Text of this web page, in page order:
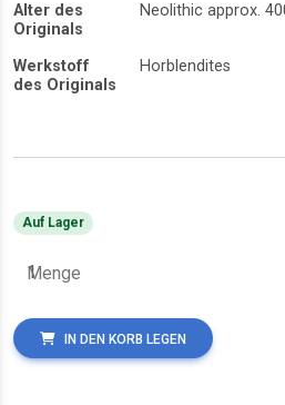
Alter des
Originals
Neolithic approx.
Werkstoff
des Originals
Horblendites
Auf Lager
Menge
IN DEN KORB LEGEN